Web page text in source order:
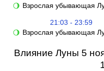
🌖 Взрослая убывающая
21:03 - 23:59
🌖 Взрослая убывающая
Влияние Луны 5